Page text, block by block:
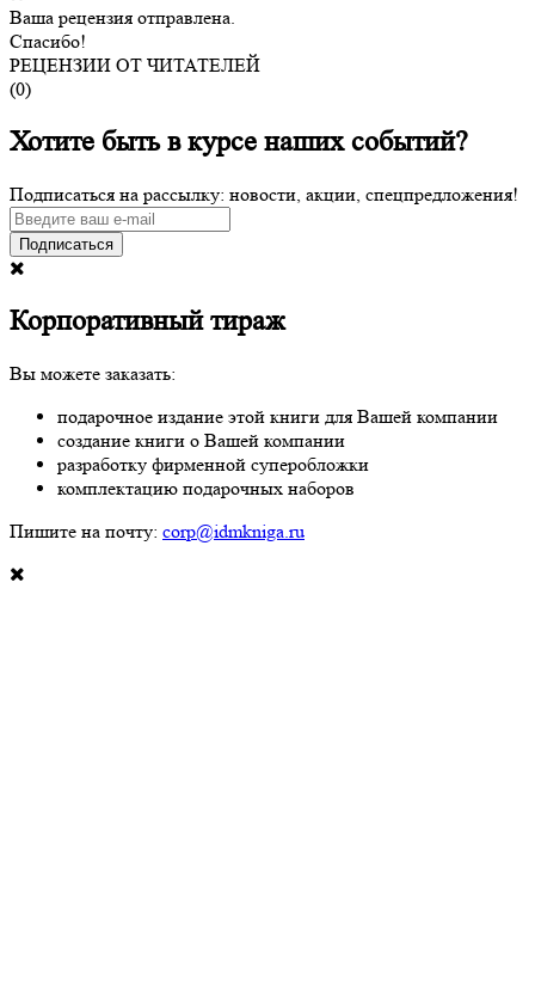
Ваша рецензия отправлена.
Спасибо!
РЕЦЕНЗИИ ОТ ЧИТАТЕЛЕЙ
(0)
Хотите быть в курсе наших событий?
Подписаться на рассылку: новости, акции, спецпредложения!
Подписаться
Корпоративный тираж
Вы можете заказать:
подарочное издание этой книги для Вашей компании
создание книги о Вашей компании
разработку фирменной суперобложки
комплектацию подарочных наборов
Пишите на почту: corp@idmkniga.ru